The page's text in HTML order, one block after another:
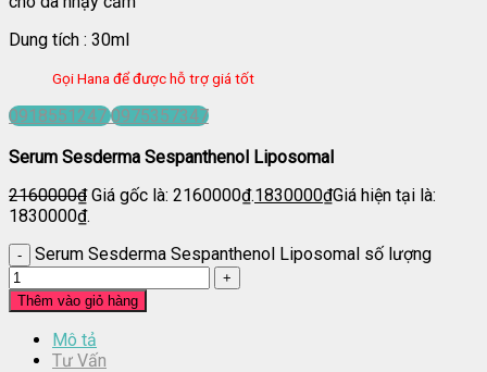
Dung tích : 30ml
Gọi Hana để được hỗ trợ giá tốt
0918551247 0975357347
Serum Sesderma Sespanthenol Liposomal
2160000₫ Giá gốc là: 2160000₫.1830000₫Giá hiện tại là:
1830000₫.
Serum Sesderma Sespanthenol Liposomal số lượng
Thêm vào giỏ hàng
Mô tả
Tư Vấn